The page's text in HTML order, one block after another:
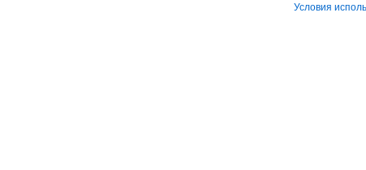
Условия